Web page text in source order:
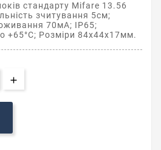
стандарту Mifare 13.56
зчитування 5см;
70мА; IP65;
+65°C; Розміри 84х44х17мм.